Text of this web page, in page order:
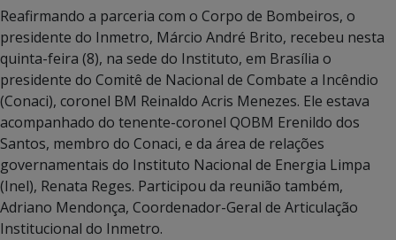
Reafirmando a parceria com o Corpo de Bombeiros, o
presidente do Inmetro, Márcio André Brito, recebeu nesta
quinta-feira (8), na sede do Instituto, em Brasília o
presidente do Comitê de Nacional de Combate a Incêndio
(Conaci), coronel BM Reinaldo Acris Menezes. Ele estava
acompanhado do tenente-coronel QOBM Erenildo dos
Santos, membro do Conaci, e da área de relações
governamentais do Instituto Nacional de Energia Limpa
(Inel), Renata Reges. Participou da reunião também,
Adriano Mendonça, Coordenador-Geral de Articulação
Institucional do Inmetro.